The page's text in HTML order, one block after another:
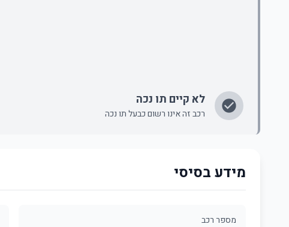
לא קיים תו נכה
רכב זה אינו רשום כבעל תו נכה
מידע בסיסי
מספר רכב